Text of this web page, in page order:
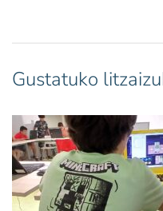
Gustatuko